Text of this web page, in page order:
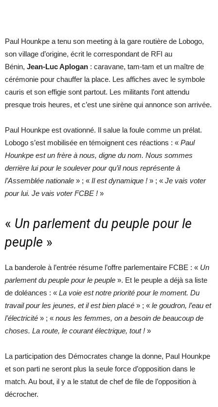
Paul Hounkpe a tenu son meeting à la gare routière de Lobogo,
son village d’origine, écrit le correspondant de RFI au
Bénin, Jean-Luc Aplogan : caravane, tam-tam et un maître de
cérémonie pour chauffer la place. Les affiches avec le symbole
cauris et son effigie sont partout. Les militants l’ont attendu
presque trois heures, et c’est une sirène qui annonce son arrivée.
Paul Hounkpe est ovationné. Il salue la foule comme un prélat.
Lobogo s’est mobilisée en témoignent ces réactions : « Paul
Hounkpe est un frère à nous, digne du nom. Nous sommes
derrière lui pour le soulever pour qu’il nous représente à
l’Assemblée nationale » ; « Il est dynamique ! » ; « Je vais voter
pour lui. Je vais voter FCBE ! »
« Un parlement du peuple pour le
peuple »
La banderole à l’entrée résume l’offre parlementaire FCBE : « Un
parlement du peuple pour le peuple ». Et le peuple a déjà sa liste
de doléances : « La voie est notre priorité pour le moment. Du
travail pour les jeunes, et il est bien placé » ; « le goudron, l’eau et
l’électricité » ; « nous les femmes, on a besoin de beaucoup de
choses. La route, le courant électrique, tout ! »
La participation des Démocrates change la donne, Paul Hounkpe
et son parti ne seront plus la seule force d’opposition dans le
match. Au bout, il y a le statut de chef de file de l’opposition à
décrocher.